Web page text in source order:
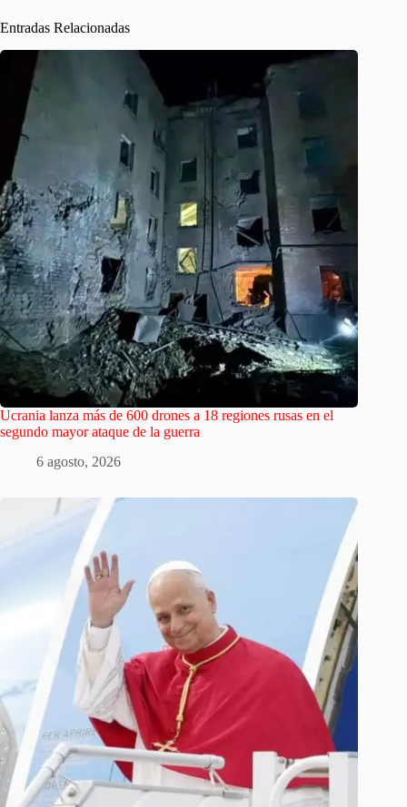
Entradas Relacionadas
Ucrania lanza más de 600 drones a 18 regiones rusas en el
segundo mayor ataque de la guerra
6 agosto, 2026